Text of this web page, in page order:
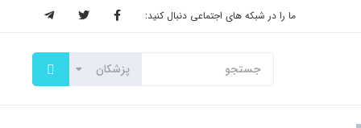
ما را در شبکه های اجتماعی دنبال کنید: